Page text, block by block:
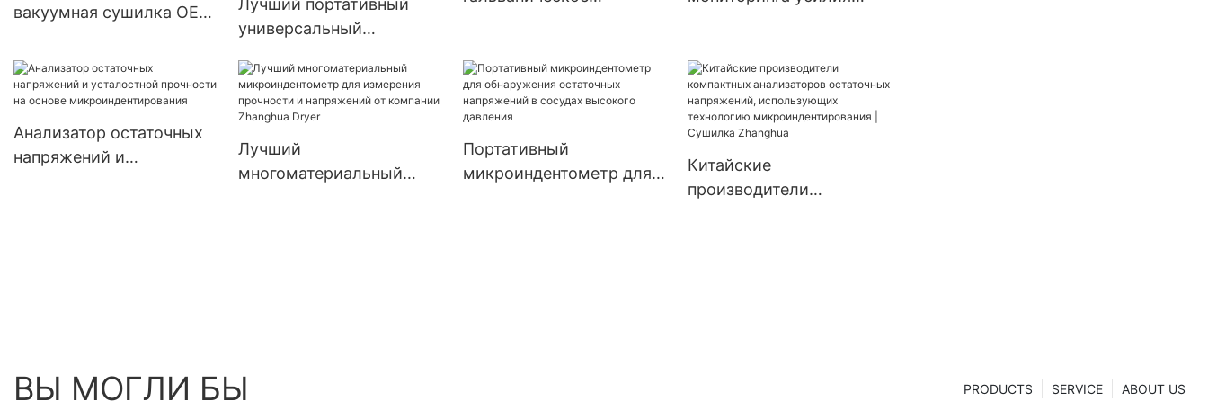
вакуумная сушилка OEM
промышленности |
Zhanghua
Лучший портативный
универсальный
оценки механических
свойств от компании
Zhanghua Dryer
Анализатор остаточных
напряжений и
Лучший
многоматериальный
Портативный
микроиндентометр для
Китайские
производители
ВЫ МОГЛИ БЫ ABOUT US
SERVICE
PRODUCTS